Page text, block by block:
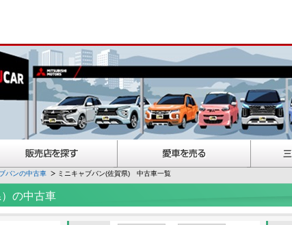
バンの中古車 ミニキャブバン(佐賀県) 中古車一覧
の中古車